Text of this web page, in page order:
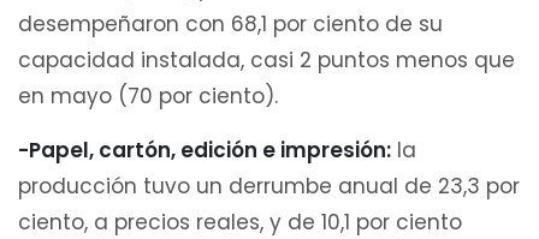
desempeñaron con 68,1 por ciento de su
capacidad instalada, casi 2 puntos menos que
en mayo (70 por ciento).
-Papel, cartón, edición e impresión: la
producción tuvo un derrumbe anual de 23,3 por
ciento, a precios reales, y de 10,1 por ciento